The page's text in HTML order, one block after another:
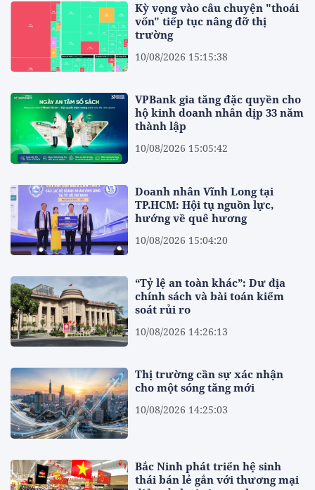
Kỳ vọng vào câu chuyện "thoái
vốn" tiếp tục nâng đỡ thị
trường
10/08/2026 15:15:38
VPBank gia tăng đặc quyền cho
hộ kinh doanh nhân dịp 33 năm
thành lập
10/08/2026 15:05:42
Doanh nhân Vĩnh Long tại
TP.HCM: Hội tụ nguồn lực,
hướng về quê hương
10/08/2026 15:04:20
“Tỷ lệ an toàn khác”: Dư địa
chính sách và bài toán kiểm
soát rủi ro
10/08/2026 14:26:13
Thị trường cần sự xác nhận
cho một sóng tăng mới
10/08/2026 14:25:03
Bắc Ninh phát triển hệ sinh
thái bán lẻ gắn với thương mại